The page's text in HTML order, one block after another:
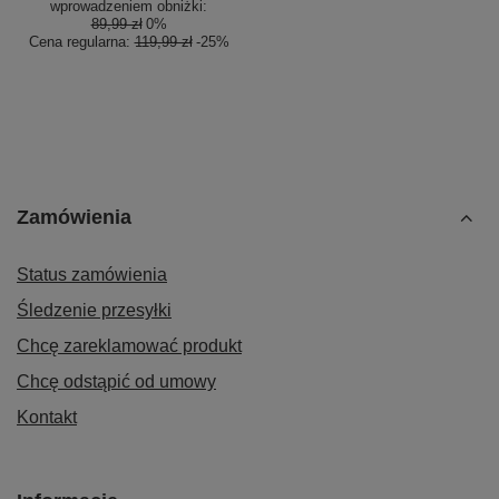
wprowadzeniem obniżki:
89,99 zł 0%
Cena regularna:119,99 zł -25%
Zamówienia
Status zamówienia
Śledzenie przesyłki
Chcę zareklamować produkt
Chcę odstąpić od umowy
Kontakt